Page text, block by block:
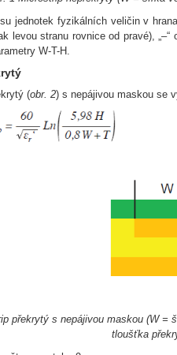
jednotek fyzikálních veličin v
levou stranu rovnice od pravé),
W-T-H.
(obr. 2) s nepájivou maskou se
překrytý s nepájivou maskou (W
tloušťka